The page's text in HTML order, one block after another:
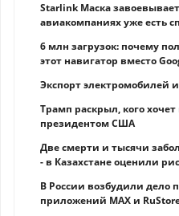
Starlink Маска
авиакомпаниях уже есть
6 млн загрузок: почему
этот навигатор вместо
Экспорт электромобилей
Трамп раскрыл, кого
президентом США
Две смерти и тысячи
- в Казахстане оценили
В России возбудили дело
приложений MAX и